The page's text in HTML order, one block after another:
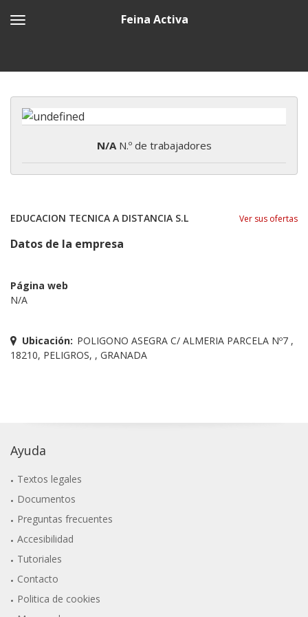
Feina Activa
N/AN.º de trabajadores
EDUCACION TECNICA A DISTANCIA S.L Ver sus ofertas
Datos de la empresa
Página web
N/A
Ubicación: POLIGONO ASEGRA C/ ALMERIA PARCELA Nº7 ,
18210, PELIGROS, , GRANADA
Ayuda
Textos legales
Documentos
Preguntas frecuentes
Accesibilidad
Tutoriales
Contacto
Politica de cookies